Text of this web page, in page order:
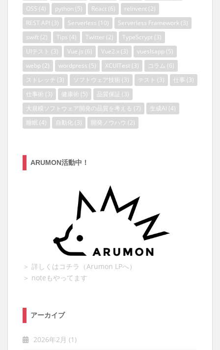
OSS (4) python (5) React (6) reInvent (2)
REST API (3) Serverless (10) Serverless Framework (3)
swift (2) Tips (4) Twitter (2) TypeScrypt (3)
UIテスト (3) Vue.js (6) Vue2.x (3) vueslsapp (5)
webp (2) wordpress (5) XCUITest (3) コラム (6)
ストレッチ (3) ソフトウェア技術 (3) テスト (3) 仕事 (3)
仕事術 (3) 健康術 (5) 品質保証 (3)
大規模ソフトウェア開発の品質を考える (7) 生成AI (4)
睡眠 (4) 自動化 (3) 開発ノウハウ (2)
ARUMON活動中！
＞ 詳しくはコチラ（Arumon LPへ）
＞ noteもやってます
アーカイブ
2026年2月 (1)